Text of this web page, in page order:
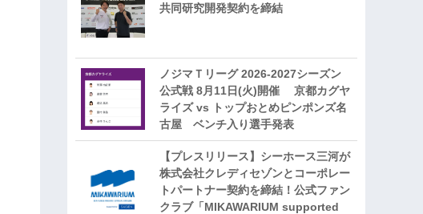
共同研究開発契約を締結
ノジマＴリーグ 2026-2027シーズン
公式戦 8月11日(火)開催 京都カグヤ
ライズ vs トップおとめピンポンズ名
古屋 ベンチ入り選手発表
【プレスリリース】シーホース三河が
株式会社クレディセゾンとコーポレー
トパートナー契約を締結！公式ファン
クラブ「MIKAWARIUM supported